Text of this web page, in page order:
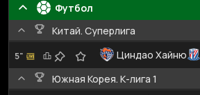
Футбол
Китай. Суперлига
5" Циндао Хайню
Южная Корея. К-лига 1